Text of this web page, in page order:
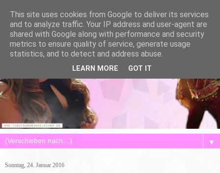
▼
Sonntag, 24. Januar 2016
This site uses cookies from Google to deliver its services
and to analyze traffic. Your IP address and user-agent are
shared with Google along with performance and security
metrics to ensure quality of service, generate usage
statistics, and to detect and address abuse.
LEARN MORE GOT IT